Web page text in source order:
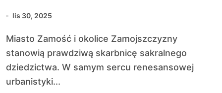
lis 30, 2025
Miasto Zamość i okolice Zamojszczyzny
stanowią prawdziwą skarbnicę sakralnego
dziedzictwa. W samym sercu renesansowej
urbanistyki...